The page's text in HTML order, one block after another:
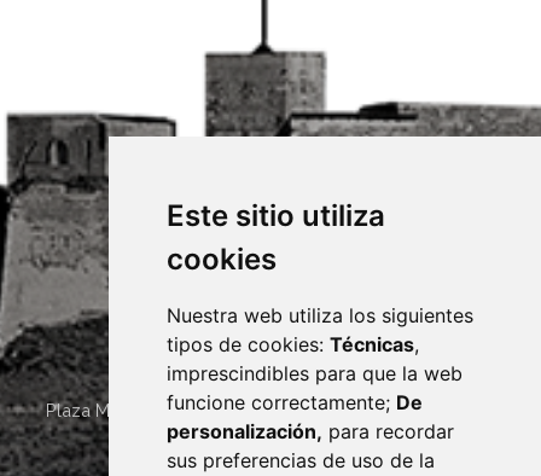
Este sitio utiliza
cookies
Nuestra web utiliza los siguientes
tipos de cookies: Técnicas,
imprescindibles para que la web
funcione correctamente; De
personalización, para recordar
sus preferencias de uso de la
Plaza Mayor 4 22400 MONZÓN - ARAGÓN (ESPAÑA)
· (34) 974 400 700 ·
sac@monzon.es